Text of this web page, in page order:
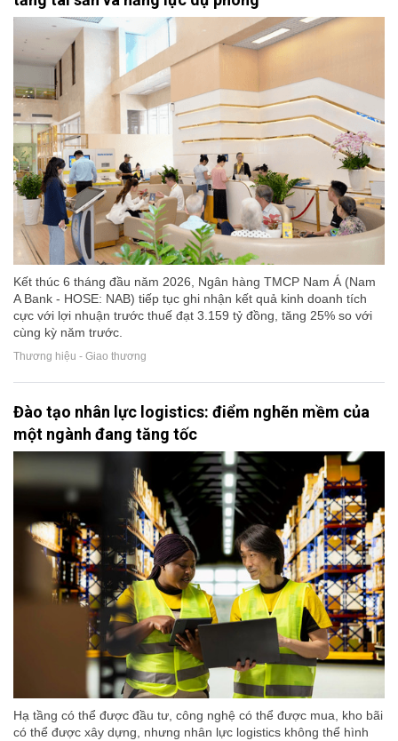
Kết thúc 6 tháng đầu năm 2026, Ngân hàng TMCP Nam Á (Nam
A Bank - HOSE: NAB) tiếp tục ghi nhận kết quả kinh doanh tích
cực với lợi nhuận trước thuế đạt 3.159 tỷ đồng, tăng 25% so với
cùng kỳ năm trước.
Thương hiệu - Giao thương
Đào tạo nhân lực logistics: điểm nghẽn mềm của
một ngành đang tăng tốc
Hạ tầng có thể được đầu tư, công nghệ có thể được mua, kho bãi
có thể được xây dựng, nhưng nhân lực logistics không thể hình